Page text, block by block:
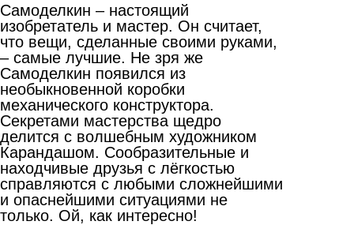
Самоделкин – настоящий
изобретатель и мастер. Он считает,
что вещи, сделанные своими руками,
– самые лучшие. Не зря же
Самоделкин появился из
необыкновенной коробки
механического конструктора.
Секретами мастерства щедро
делится с волшебным художником
Карандашом. Сообразительные и
находчивые друзья с лёгкостью
справляются с любыми сложнейшими
и опаснейшими ситуациями не
только. Ой, как интересно!